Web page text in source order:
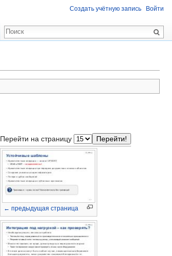
Перейти на страницу
← предыдущая страница
Создать учётную запись Войти